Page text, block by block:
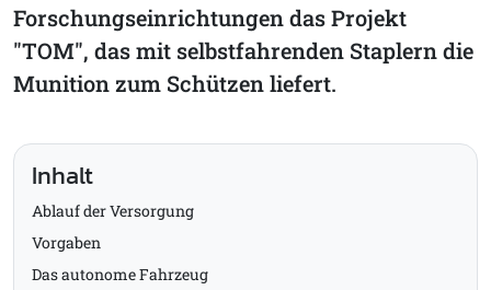
Forschungseinrichtungen das Projekt
"TOM", das mit selbstfahrenden Staplern die
Munition zum Schützen liefert.
Inhalt
Ablauf der Versorgung
Vorgaben
Das autonome Fahrzeug